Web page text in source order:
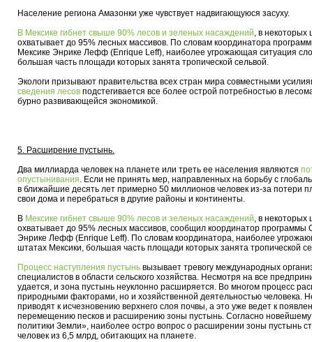
Население региона Амазонки уже чувствует надвигающуюся засуху.
В Мексике гибнет свыше 90% лесов и зеленых насаждений, в некоторых
охватывает до 95% лесных массивов. По словам координатора
Мексике Энрике Лефф (Enrique Leff), наиболее угрожающая ситуация
большая часть площади которых занята тропической сельвой.
Экологи призывают правительства всех стран мира совместными
сведения лесов подстегивается все более острой потребностью в
бурно развивающейся экономикой.
5. Расширение пустынь.
Два миллиарда человек на планете или треть ее населения являются
опустынивания. Если не принять мер, направленных на борьбу с
в ближайшие десять лет примерно 50 миллионов человек из-за потери
свои дома и перебраться в другие районы и континенты.
В Мексике гибнет свыше 90% лесов и зеленых насаждений, в некоторых
охватывает до 95% лесных массивов, сообщил координатор
Энрике Лефф (Enrique Leff). По словам координатора, наиболее
штатах Мексики, большая часть площади которых занята тропической
Процесс наступления пустынь вызывает тревогу международных
специалистов в области сельского хозяйства. Несмотря на все
удается, и зона пустынь неуклонно расширяется. Во многом процесс
природными факторами, но и хозяйственной деятельностью человека.
приводят к исчезновению верхнего слоя почвы, а это уже ведет к
перемещению песков и расширению зоны пустынь. Согласно новейшему
политики Земли», наиболее остро вопрос о расширении зоны пустынь
человек из 6,5 млрд, обитающих на планете.